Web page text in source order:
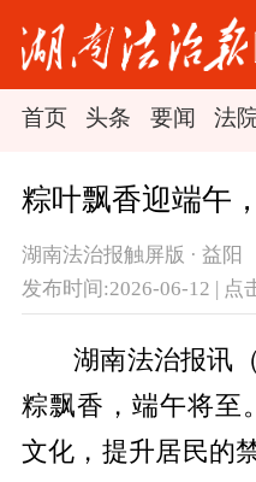
首页 头条 要闻 法
粽叶飘香迎端午
湖南法治报触屏版 · 益阳
发布时间:2026-06-12 | 点
湖南法治报讯
粽飘香，端午将至
文化，提升居民的